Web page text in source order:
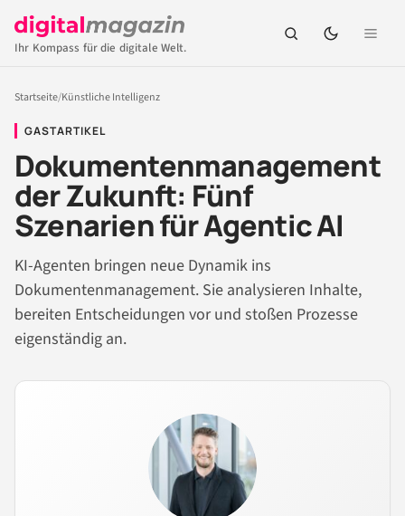
Ihr Kompass für die digitale Welt.
Startseite/Künstliche Intelligenz
GASTARTIKEL
Dokumentenmanagement
der Zukunft: Fünf
Szenarien für Agentic AI
KI-Agenten bringen neue Dynamik ins
Dokumentenmanagement. Sie analysieren Inhalte,
bereiten Entscheidungen vor und stoßen Prozesse
eigenständig an.